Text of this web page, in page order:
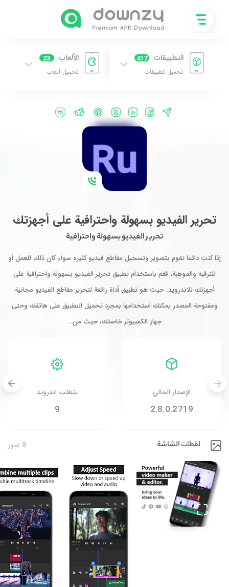
التطبيقات 417
تحميل تطبيقات
الألعاب 23
تحميل العاب
تحرير الفيديو بسهولة واحترافية على أجهزتك
تحرير الفيديو بسهولة واحترافية
إذا كنت دائما تقوم بتصوير وتسجيل مقاطع فيديو كثيره سواء كان ذلك للعمل أو
للترفيه والموهبة، فقم باستخدام تطبيق تحرير الفيديو بسهولة واحترافية على
أجهزتك للاندرويد. حيث هو تطبيق أداة رائعة لتحرير مقاطع الفيديو مجانية
ومفتوحة المصدر يمكنك استخدامها بمجرد تحميل التطبيق على هاتفك وحتى
جهاز الكمبيوتر خاصتك، حيث من…
الإصدار الحالي
2.8.0.2719
يتطلب اندرويد
9
لقطات الشاشة 8 صور